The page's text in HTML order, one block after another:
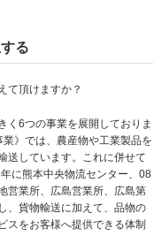
る
て頂けますか？
く6つの事業を展開しておりま
》では、農産物や工業製品を
送しています。これに併せて
に熊本中央物流センター、08
営業所、広島営業所、広島第
、貨物輸送に加えて、品物の
スをお客様へ提供できる体制